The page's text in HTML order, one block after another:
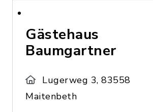
Gästehaus
Baumgartner
Lugerweg 3, 83558
Maitenbeth